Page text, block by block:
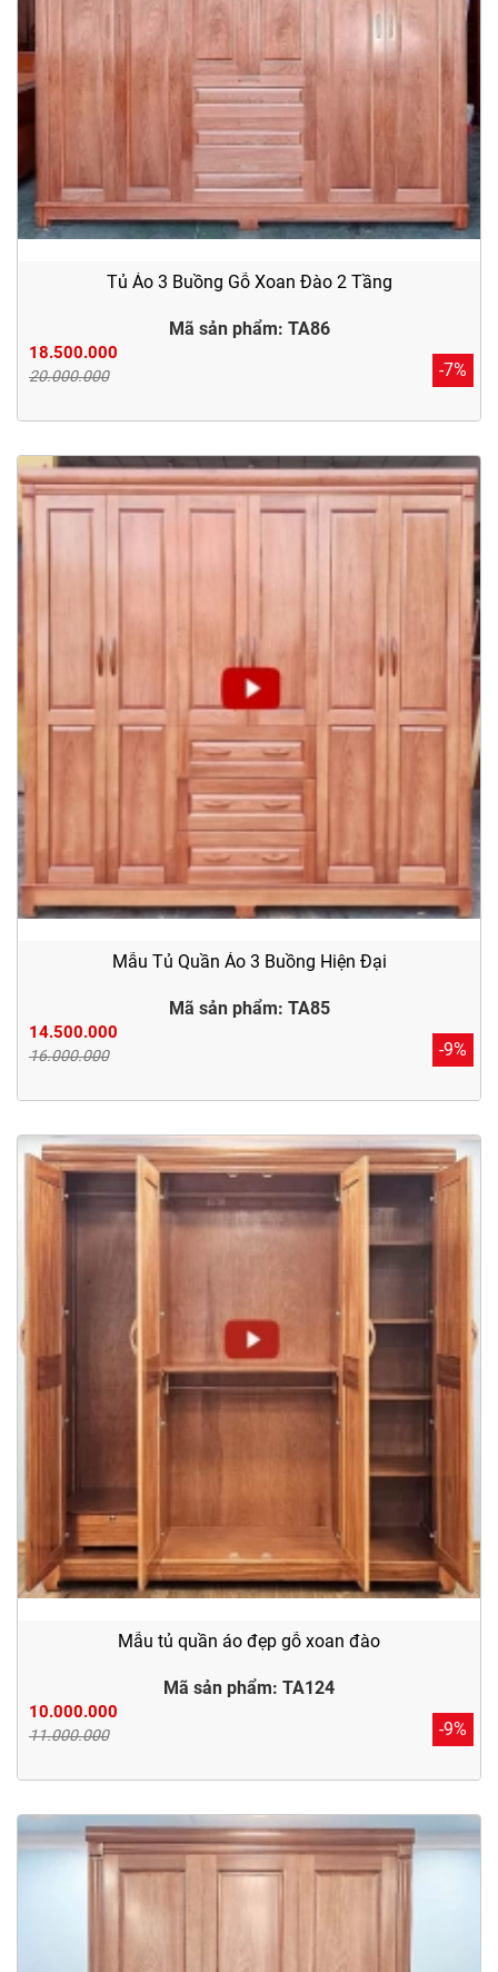
Tủ Áo 3 Buồng Gỗ Xoan Đào 2 Tầng
Mã sản phẩm: TA86
18.500.000
20.000.000 -7%
Mẫu Tủ Quần Áo 3 Buồng Hiện Đại
Mã sản phẩm: TA85
14.500.000
16.000.000 -9%
Mẫu tủ quần áo đẹp gỗ xoan đào
Mã sản phẩm: TA124
10.000.000
11.000.000 -9%